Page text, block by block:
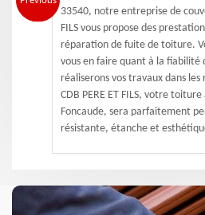
33540, notre entreprise de
FILS vous propose des
réparation de fuite de toiture.
vous en faire quant à la fiabilité
réaliserons vos travaux dans les
CDB PERE ET FILS, votre
Foncaude, sera parfaitement
résistante, étanche et